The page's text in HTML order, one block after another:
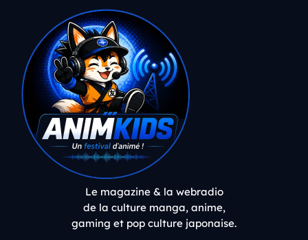
Le magazine & la webradio
de la culture manga, anime,
gaming et pop culture japonaise.